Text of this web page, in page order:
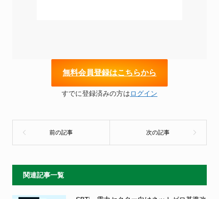
無料会員登録はこちらから
すでに登録済みの方はログイン
関連記事一覧